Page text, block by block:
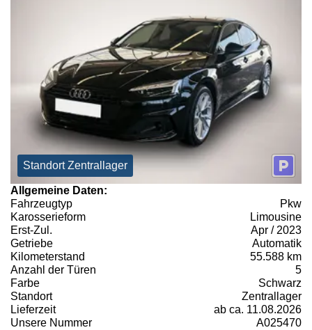
Standort Zentrallager
Allgemeine Daten:
Fahrzeugtyp
Pkw
Karosserieform
Limousine
Erst-Zul.
Apr / 2023
Getriebe
Automatik
Kilometerstand
55.588 km
Anzahl der Türen
5
Farbe
Schwarz
Standort
Zentrallager
Lieferzeit
ab ca. 11.08.2026
Unsere Nummer
A025470